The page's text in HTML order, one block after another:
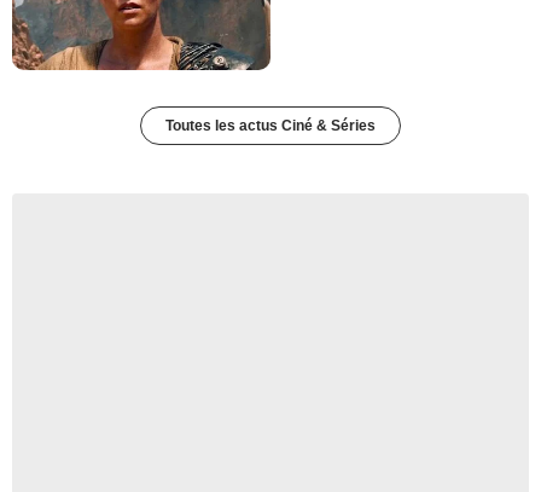
Toutes les actus Ciné & Séries